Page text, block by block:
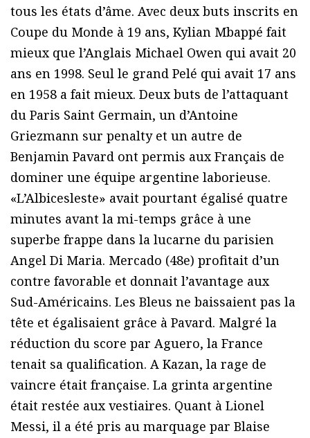
tous les états d’âme. Avec deux buts inscrits en
Coupe du Monde à 19 ans, Kylian Mbappé fait
mieux que l’Anglais Michael Owen qui avait 20
ans en 1998. Seul le grand Pelé qui avait 17 ans
en 1958 a fait mieux. Deux buts de l’attaquant
du Paris Saint Germain, un d’Antoine
Griezmann sur penalty et un autre de
Benjamin Pavard ont permis aux Français de
dominer une équipe argentine laborieuse.
«L’Albicesleste» avait pourtant égalisé quatre
minutes avant la mi-temps grâce à une
superbe frappe dans la lucarne du parisien
Angel Di Maria. Mercado (48e) profitait d’un
contre favorable et donnait l’avantage aux
Sud-Américains. Les Bleus ne baissaient pas la
tête et égalisaient grâce à Pavard. Malgré la
réduction du score par Aguero, la France
tenait sa qualification. A Kazan, la rage de
vaincre était française. La grinta argentine
était restée aux vestiaires. Quant à Lionel
Messi, il a été pris au marquage par Blaise